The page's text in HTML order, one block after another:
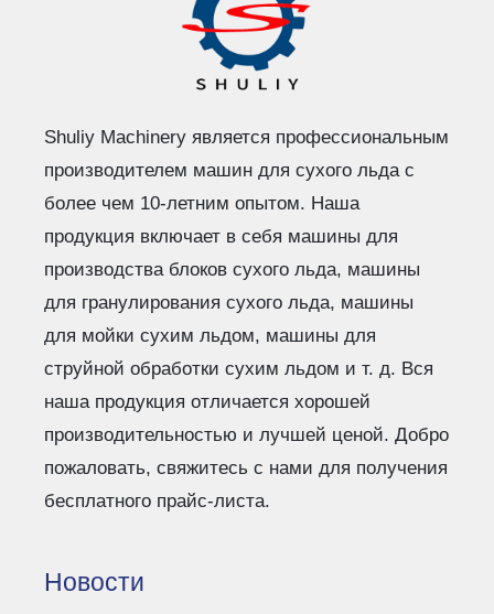
Shuliy Machinery является профессиональным
производителем машин для сухого льда с
более чем 10-летним опытом. Наша
продукция включает в себя машины для
производства блоков сухого льда, машины
для гранулирования сухого льда, машины
для мойки сухим льдом, машины для
струйной обработки сухим льдом и т. д. Вся
наша продукция отличается хорошей
производительностью и лучшей ценой. Добро
пожаловать, свяжитесь с нами для получения
бесплатного прайс-листа.
Новости